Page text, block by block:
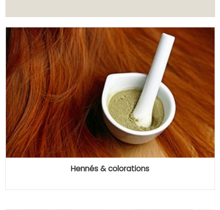
Hennés & colorations